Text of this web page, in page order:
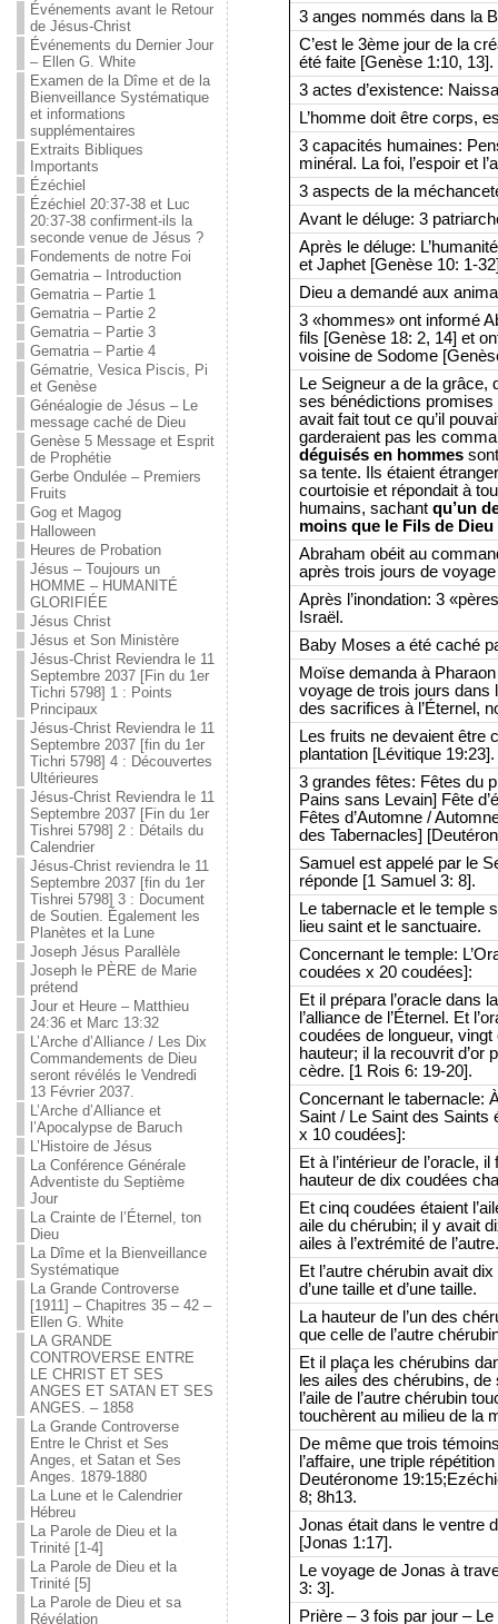
Événements avant le Retour
de Jésus-Christ
Événements du Dernier Jour
– Ellen G. White
Examen de la Dîme et de la
Bienveillance Systématique
et informations
supplémentaires
Extraits Bibliques
Importants
Ézéchiel
Ézéchiel 20:37-38 et Luc
20:37-38 confirment-ils la
seconde venue de Jésus ?
Fondements de notre Foi
Gematria – Introduction
Gematria – Partie 1
Gematria – Partie 2
Gematria – Partie 3
Gematria – Partie 4
Gématrie, Vesica Piscis, Pi
et Genèse
Généalogie de Jésus – Le
message caché de Dieu
Genèse 5 Message et Esprit
de Prophétie
Gerbe Ondulée – Premiers
Fruits
Gog et Magog
Halloween
Heures de Probation
Jésus – Toujours un
HOMME – HUMANITÉ
GLORIFIÉE
Jésus Christ
Jésus et Son Ministère
Jésus-Christ Reviendra le 11
Septembre 2037 [Fin du 1er
Tichri 5798] 1 : Points
Principaux
Jésus-Christ Reviendra le 11
Septembre 2037 [fin du 1er
Tichri 5798] 4 : Découvertes
Ultérieures
Jésus-Christ Reviendra le 11
Septembre 2037 [Fin du 1er
Tishrei 5798] 2 : Détails du
Calendrier
Jésus-Christ reviendra le 11
Septembre 2037 [fin du 1er
Tishrei 5798] 3 : Document
de Soutien. Également les
Planètes et la Lune
Joseph Jésus Parallèle
Joseph le PÈRE de Marie
prétend
Jour et Heure – Matthieu
24:36 et Marc 13:32
L’Arche d’Alliance / Les Dix
Commandements de Dieu
seront révélés le Vendredi
13 Février 2037.
L’Arche d’Alliance et
l’Apocalypse de Baruch
L’Histoire de Jésus
La Conférence Générale
Adventiste du Septième
Jour
La Crainte de l’Éternel, ton
Dieu
La Dîme et la Bienveillance
Systématique
La Grande Controverse
[1911] – Chapitres 35 – 42 –
Ellen G. White
LA GRANDE
CONTROVERSE ENTRE
LE CHRIST ET SES
ANGES ET SATAN ET SES
ANGES. – 1858
La Grande Controverse
Entre le Christ et Ses
Anges, et Satan et Ses
Anges. 1879-1880
La Lune et le Calendrier
Hébreu
La Parole de Dieu et la
Trinité [1-4]
La Parole de Dieu et la
Trinité [5]
La Parole de Dieu et sa
Révélation
3 anges nommés dans la
C’est le 3ème jour de la
été faite [Genèse 1:10, 13].
3 actes d’existence:
L’homme doit être corps,
3 capacités humaines:
minéral. La foi, l’espoir et
3 aspects de la
Avant le déluge: 3
Après le déluge:
et Japhet [Genèse 10: 1-
Dieu a demandé aux
3 «hommes» ont informé
fils [Genèse 18: 2, 14] et
voisine de Sodome
Le Seigneur a de la
ses bénédictions promises
avait fait tout ce qu’il
garderaient pas les
déguisés en hommessont
sa tente. Ils étaient
courtoisie et répondait à
humains, sachant qu’un
moins que le Fils de Dieu
Abraham obéit au
après trois jours de
Après l’inondation: 3
Israël.
Baby Moses a été caché
Moïse demanda à
voyage de trois jours dans
des sacrifices à l’Éternel,
Les fruits ne devaient être
plantation [Lévitique 19:23].
3 grandes fêtes: Fêtes du
Pains sans Levain] Fête
Fêtes d’Automne /
des Tabernacles]
Samuel est appelé par le
réponde [1 Samuel 3: 8].
Le tabernacle et le temple
lieu saint et le sanctuaire.
Concernant le temple:
coudées x 20 coudées]:
Et il prépara l’oracle dans
l’alliance de l’Éternel. Et
coudées de longueur,
hauteur; il la recouvrit d’or
cèdre. [1 Rois 6: 19-20].
Concernant le tabernacle:
Saint / Le Saint des Saints
x 10 coudées]:
Et à l’intérieur de l’oracle,
hauteur de dix coudées
Et cinq coudées étaient
aile du chérubin; il y avait
ailes à l’extrémité de l’autre.
Et l’autre chérubin avait
d’une taille et d’une taille.
La hauteur de l’un des
que celle de l’autre
Et il plaça les chérubins
les ailes des chérubins, de
l’aile de l’autre chérubin
touchèrent au milieu de la
De même que trois
l’affaire, une triple
Deutéronome
8; 8h13.
Jonas était dans le ventre
[Jonas 1:17].
Le voyage de Jonas à
3: 3].
Prière – 3 fois par jour –